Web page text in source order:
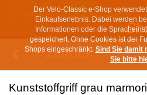
Der Velo-Classic e-Shop
Einkaufserlebnis. Dabei werden
Informationen oder die
gespeichert. Ohne Cookies ist der
Shops eingeschränkt. Sind Sie damit
Sie bitte
ZURÜCK
Kunststoffgriff grau